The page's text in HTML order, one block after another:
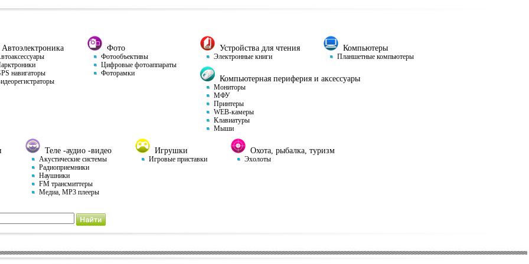
навигаторы
Фото
Фотообъективы
Цифровые фотоаппараты
Фоторамки
Устройства для чтения
Электронные книги
Компьютеры
Планшетные компьютеры
Компьютерная периферия и аксессуары
Мониторы
МФУ
Принтеры
WEB-камеры
Клавиатуры
Мыши
Теле -аудио -видео
Акустические системы
Радиоприемники
Наушники
FM трансмиттеры
Медиа, MP3 плееры
Игрушки
Игровые приставки
Охота, рыбалка, туризм
Эхолоты